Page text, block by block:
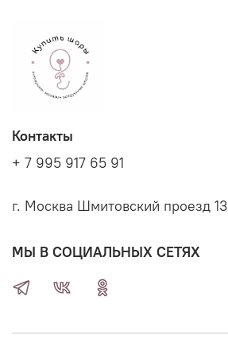
Контакты
+ 7 995 917 65 91
г. Москва Шмитовский проезд 13
МЫ В СОЦИАЛЬНЫХ СЕТЯХ